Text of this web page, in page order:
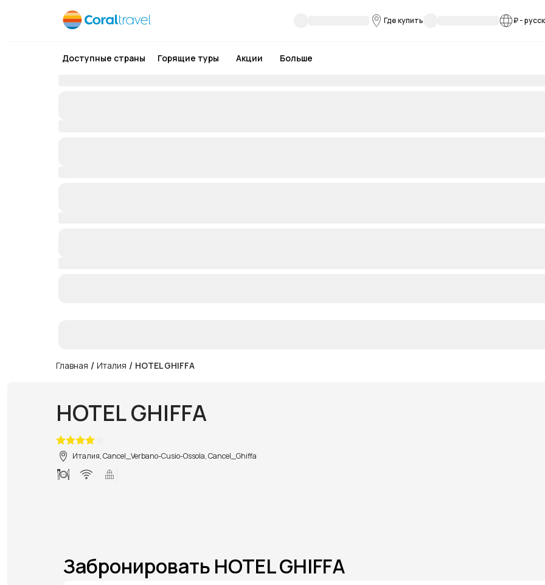
Где купить ₽-
Доступные страны Горящие туры Акции Больше
Главная / Италия / HOTEL GHIFFA
HOTEL GHIFFA
Италия, Cancel_Verbano-Cusio-Ossola, Cancel_Ghiffa
Забронировать HOTEL GHIFFA